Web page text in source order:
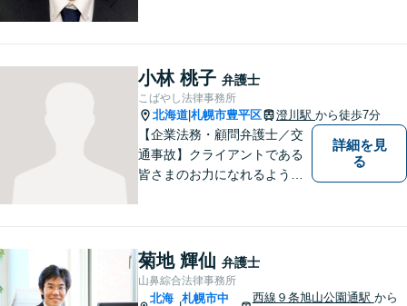
を抱え込まず、まずは一度ご
相談ください！
小林 桃子 弁護士
こばやし法律事務所
北海道 札幌市豊平区 澄川駅 から徒歩7分
【企業法務・顧問弁護士／交
通事故】クライアントである
皆さまのお力になれるよう全
詳細を見
る
菊地 輝仙 弁護士
山鼻綜合法律事務所
北海
札幌市中
西線９条旭山公園通駅 から